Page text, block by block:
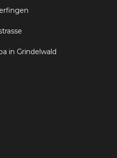
in Grindelwald